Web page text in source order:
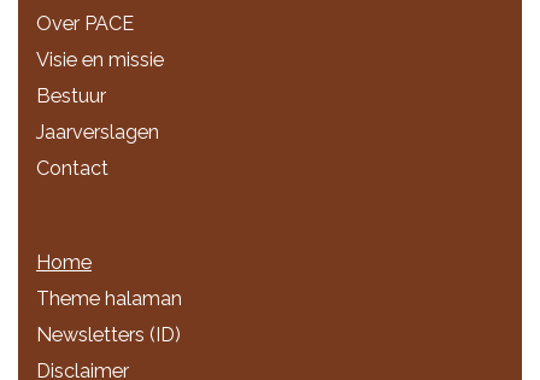
Over PACE
Visie en missie
Bestuur
Jaarverslagen
Contact
Home
Theme halaman
Newsletters (ID)
Disclaimer